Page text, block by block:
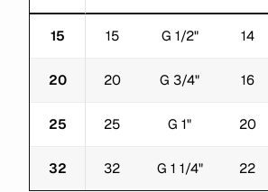
15 15 G 1/2" 14
20 20 G 3/4" 16
25 25 G 1" 20
32 32 G 1 1/4" 22